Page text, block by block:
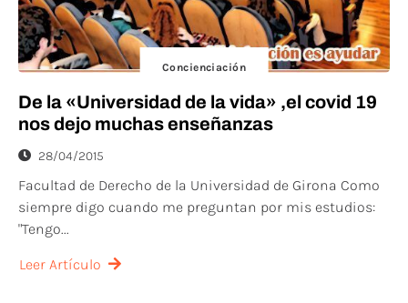
Concienciación
De la «Universidad de la vida» ,el covid 19
nos dejo muchas enseñanzas
28/04/2015
Facultad de Derecho de la Universidad de Girona Como
siempre digo cuando me preguntan por mis estudios:
"Tengo...
Leer Artículo